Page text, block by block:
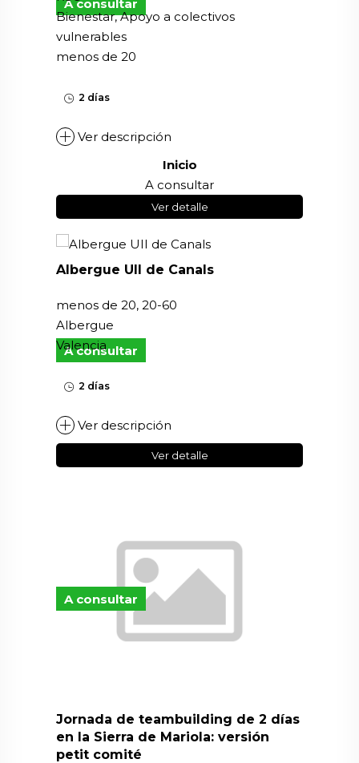
A consultar
Bienestar, Apoyo a colectivos
vulnerables
menos de 20
2 días
Ver descripción
Inicio
A consultar
Ver detalle
A consultar
Albergue UII de Canals
menos de 20, 20-60
Albergue
Valencia
2 días
Ver descripción
Ver detalle
A consultar
Jornada de teambuilding de 2 días
en la Sierra de Mariola: versión
petit comité